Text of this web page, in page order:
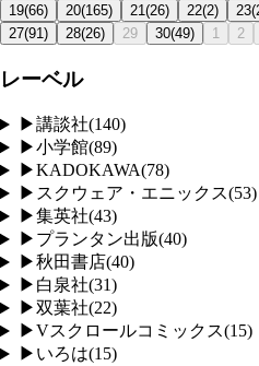
19(66) 20(165) 21 (26) 22(2) 23(
27(91 ) 28(26) 29 30(49) 1 2
レーベル
▶講談社(140)
▶小学館(89)
▶KADOKAWA(78)
▶ スクウェア・エニックス(53)
▶集英社(43)
▶ プランタン出版(40)
▶秋田書店(40)
▶ 白泉社(31)
▶双葉社(22)
▶Vスクロールコミックス(15)
▶ いろは(15)